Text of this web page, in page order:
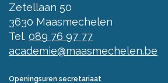
Zetellaan 50
3630 Maasmechelen
Tel. 089 76 97 77
academie@maasmechelen.be
Openingsuren secretariaat